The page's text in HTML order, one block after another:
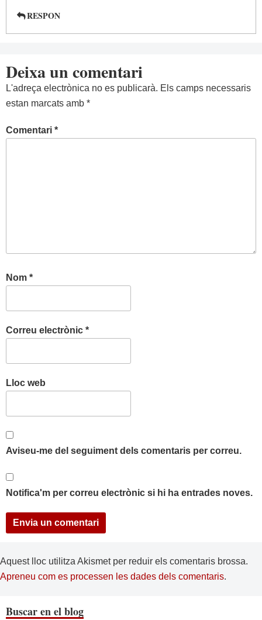
RESPON
Deixa un comentari
L'adreça electrònica no es publicarà. Els camps necessaris
estan marcats amb *
Comentari *
Nom *
Correu electrònic *
Lloc web
Aviseu-me del seguiment dels comentaris per correu.
Notifica'm per correu electrònic si hi ha entrades noves.
Aquest lloc utilitza Akismet per reduir els comentaris brossa.
Apreneu com es processen les dades dels comentaris.
Buscar en el blog